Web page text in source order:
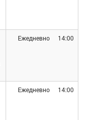
Ежедневно 14:00
Ежедневно 14:00